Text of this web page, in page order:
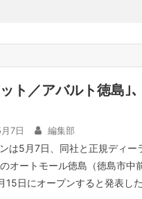
ト／アバルト徳島｣
7日 編集部
は5月7日、同社と正規ディ
オートモール徳島（徳島市中
15日にオープンすると発表し